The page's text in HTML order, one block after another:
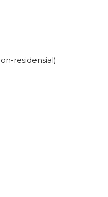
residensial)